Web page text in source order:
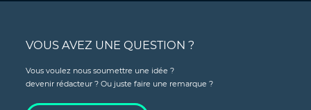
VOUS AVEZ UNE QUESTION ?
Vous voulez nous soumettre une idée ?
devenir rédacteur ? Ou juste faire une remarque ?